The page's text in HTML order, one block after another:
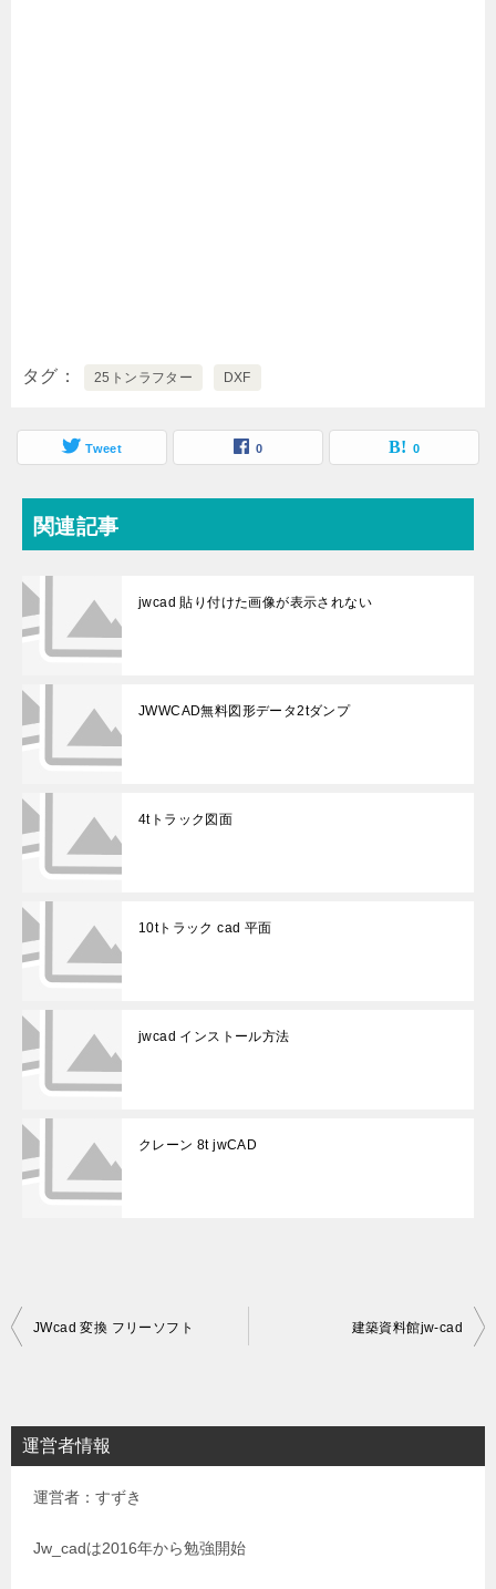
タグ 25トンラフター DXF
Tweet 0 0
関連記事
jwcad 貼り付けた画像が表示されない
JWWCAD無料図形データ2tダンプ
4tトラック図面
10tトラック cad 平面
jwcad インストール方法
クレーン 8t jwCAD
投
ビ
ゲ
JWcad 変換 フリーソフト 建築資料館jw-cad
運営者情報
運営者：すずき
Jw_cadは2016年から勉強開始